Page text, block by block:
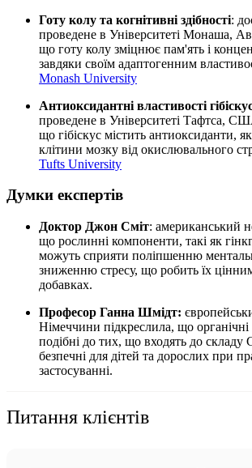
Готу колу та когнітивні здібності:
проведене в Університеті Монаша,
що готу колу зміцнює пам'ять і
завдяки своїм адаптогенним
Monash University
Антиоксидантні властивості
проведене в Університеті Тафтса,
що гібіскус містить антиоксиданти,
клітини мозку від окислювального
Tufts University
Думки експертів
Доктор Джон Сміт: американський
що рослинні компоненти, такі як
можуть сприяти поліпшенню
зниженню стресу, що робить їх
добавках.
Професор Ганна Шмідт:
Німеччини підкреслила, що органічні
подібні до тих, що входять до складу
безпечні для дітей та дорослих при
застосуванні.
Питання клієнтів